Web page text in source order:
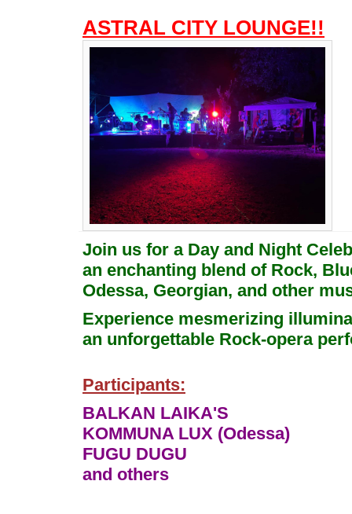
ASTRAL CITY LOUNGE!!
Join us for a Day and Night
an enchanting blend of Rock,
Odessa, Georgian, and other
Experience mesmerizing
an unforgettable Rock-opera
Participants:
BALKAN LAIKA'S
KOMMUNA LUX (Odessa)
FUGU DUGU
and others